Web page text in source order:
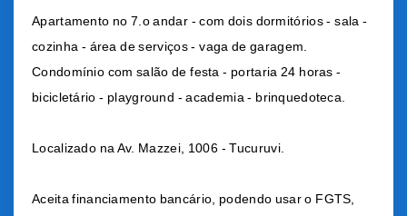
Apartamento no 7.o andar - com dois dormitórios - sala -
cozinha - área de serviços - vaga de garagem.
Condomínio com salão de festa - portaria 24 horas -
bicicletário - playground - academia - brinquedoteca.
Localizado na Av. Mazzei, 1006 - Tucuruvi.
Aceita financiamento bancário, podendo usar o FGTS,